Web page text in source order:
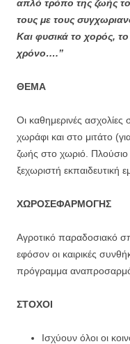
απλό τρόπο της ζωής
τους με τους
Και φυσικά το χορός,
χρόνο….’’
ΘΕΜΑ
Οι καθημερινές ασχολίες
χωράφι και στο μιτάτο
ζωής στο χωριό.
ξεχωριστή εκπαιδευτική
ΧΩΡΟΣΕΦΑΡΜΟΓΗΣ
Αγροτικό παραδοσιακό
εφόσον οι καιρικές
πρόγραμμα
ΣΤΟΧΟΙ
Ισχύουν όλοι οι